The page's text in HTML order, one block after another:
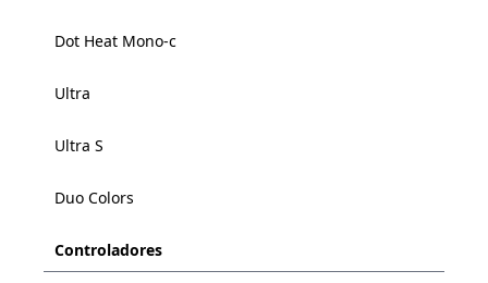
Dot Heat Mono-c
Ultra
Ultra S
Duo Colors
Controladores